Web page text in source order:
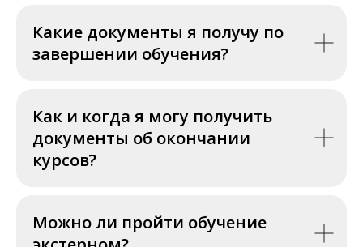
Какие документы я получу по
завершении обучения?
Как и когда я могу получить
документы об окончании
курсов?
Можно ли пройти обучение